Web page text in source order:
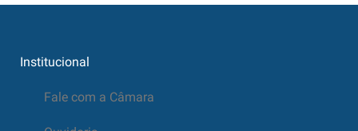
Institucional
Fale com a Câmara